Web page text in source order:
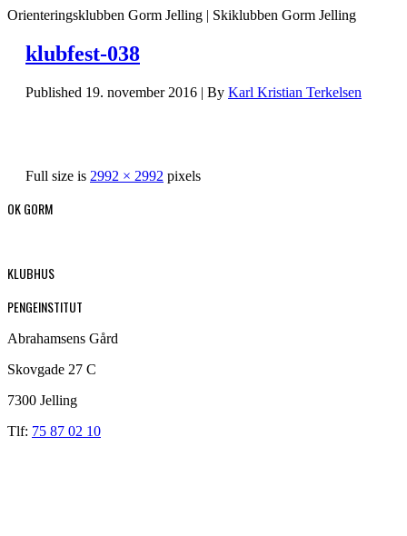
Orienteringsklubben Gorm Jelling | Skiklubben Gorm Jelling
klubfest-038
Published 19. november 2016 | By Karl Kristian Terkelsen
Full size is 2992 × 2992 pixels
OK GORM
KLUBHUS
PENGEINSTITUT
Abrahamsens Gård
Skovgade 27 C
7300 Jelling
Tlf: 75 87 02 10